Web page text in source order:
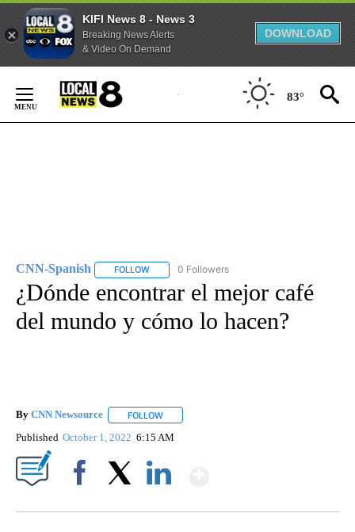
KIFI News 8 - News 3
Breaking News Alerts
& Video On Demand
DOWNLOAD
Content
83°
CNN-Spanish FOLLOW FOLLOW "CNN-SPANISH" TO RECEIVE
0 Followers
¿Dónde encontrar el mejor café
del mundo y cómo lo hacen?
By CNN Newsource FOLLOW
Published October 1, 2022 6:15 AM